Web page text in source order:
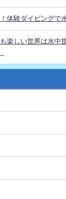
体験ダイビングで
楽しい世界は水中